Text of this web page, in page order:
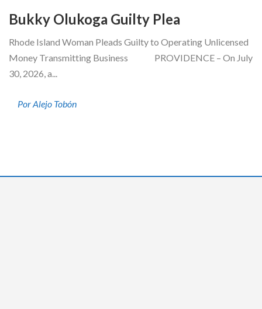
Bukky Olukoga Guilty Plea
Rhode Island Woman Pleads Guilty to Operating Unlicensed
Money Transmitting Business PROVIDENCE – On July
30, 2026, a...
Por Alejo Tobón